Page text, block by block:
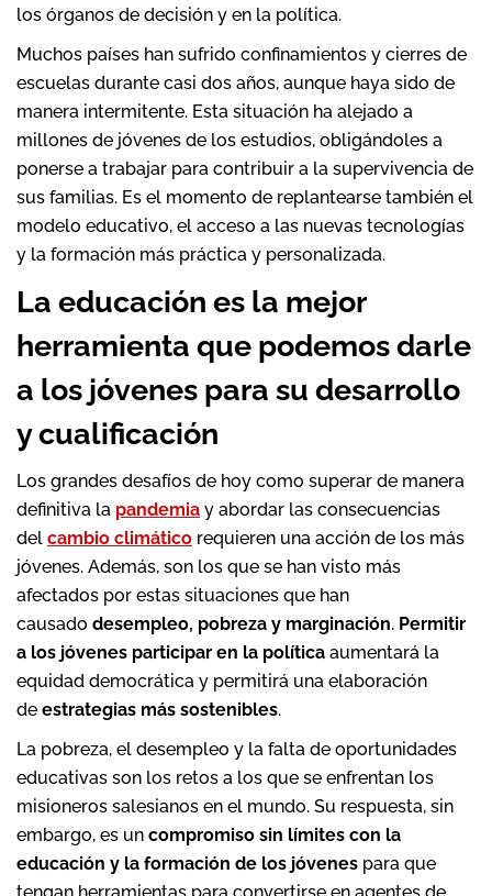
los órganos de decisión y en la política.
Muchos países han sufrido confinamientos y cierres de
escuelas durante casi dos años, aunque haya sido de
manera intermitente. Esta situación ha alejado a
millones de jóvenes de los estudios, obligándoles a
ponerse a trabajar para contribuir a la supervivencia de
sus familias. Es el momento de replantearse también el
modelo educativo, el acceso a las nuevas tecnologías
y la formación más práctica y personalizada.
La educación es la mejor
herramienta que podemos darle
a los jóvenes para su desarrollo
y cualificación
Los grandes desafíos de hoy como superar de manera
definitiva la pandemia y abordar las consecuencias
del cambio climático requieren una acción de los más
jóvenes. Además, son los que se han visto más
afectados por estas situaciones que han
causado desempleo, pobreza y marginación. Permitir
a los jóvenes participar en la política aumentará la
equidad democrática y permitirá una elaboración
de estrategias más sostenibles.
La pobreza, el desempleo y la falta de oportunidades
educativas son los retos a los que se enfrentan los
misioneros salesianos en el mundo. Su respuesta, sin
embargo, es un compromiso sin límites con la
educación y la formación de los jóvenes para que